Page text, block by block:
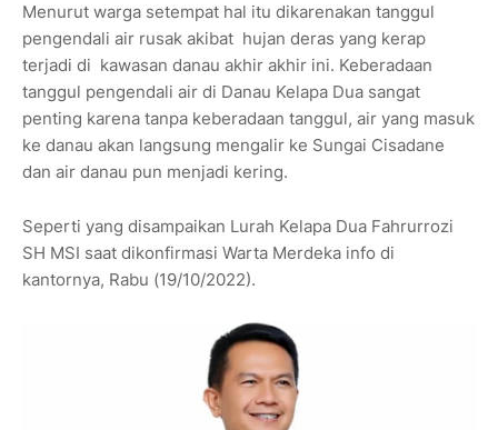
Menurut warga setempat hal itu dikarenakan tanggul
pengendali air rusak akibat hujan deras yang kerap
terjadi di kawasan danau akhir akhir ini. Keberadaan
tanggul pengendali air di Danau Kelapa Dua sangat
penting karena tanpa keberadaan tanggul, air yang masuk
ke danau akan langsung mengalir ke Sungai Cisadane
dan air danau pun menjadi kering.
Seperti yang disampaikan Lurah Kelapa Dua Fahrurrozi
SH MSI saat dikonfirmasi Warta Merdeka info di
kantornya, Rabu (19/10/2022).